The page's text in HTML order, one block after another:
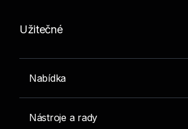
Užitečné
Nabídka
Nástroje a rady